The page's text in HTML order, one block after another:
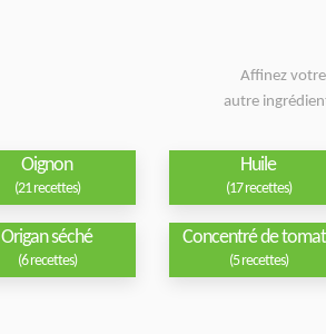
Affinez
autre
Oignon
(21 recettes)
Huile
(17 recettes)
Origan séché
(6 recettes)
Concentré de
(5 recettes)